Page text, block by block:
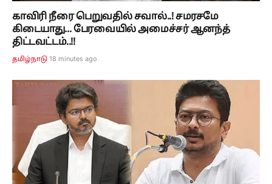
காவிரி நீரை பெறுவதில் சவால்..! சமரசமே
கிடையாது... பேரவையில் அமைச்சர் ஆனந்த்
திட்டவட்டம்..!!
தமிழ்நாடு 18 minutes ago